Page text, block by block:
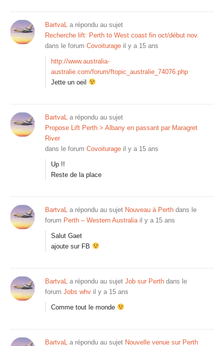
BartvaL a répondu au sujet
Recherche lift: Perth to West coast fin oct/début nov.
dans le forum Covoiturage il y a 15 ans
http://www.australia-
australie.com/forum/ftopic_australie_74076.php
Jette un oeil
BartvaL a répondu au sujet
Propose Lift Perth > Albany en passant par Maragret
River
dans le forum Covoiturage il y a 15 ans
Up !!
Reste de la place
BartvaL a répondu au sujet Nouveau à Perth dans le
forum Perth – Western Australia il y a 15 ans
Salut Gaet
ajoute sur FB
BartvaL a répondu au sujet Job sur Perth dans le
forum Jobs whv il y a 15 ans
Comme tout le monde
BartvaL a répondu au sujet Nouvelle venue sur Perth